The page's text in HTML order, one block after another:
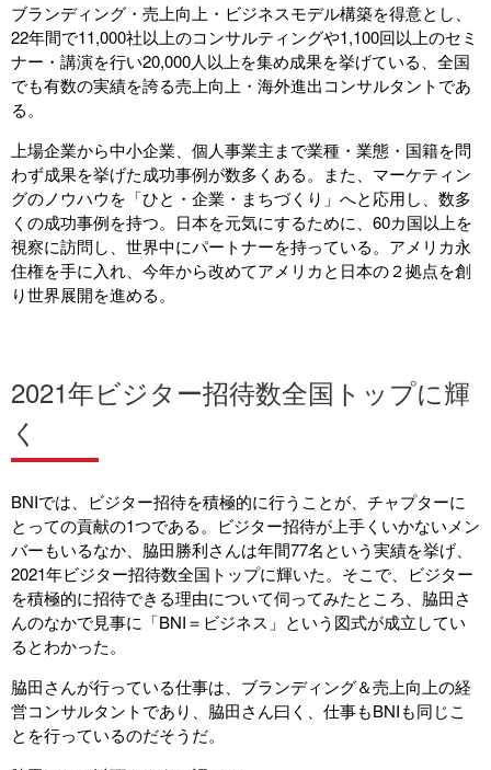
ブランディング・売上向上・ビジネスモデル構築を得意とし、
22年間で11,000社以上のコンサルティングや1,100回以上のセミ
ナー・講演を行い20,000人以上を集め成果を挙げている、全国
でも有数の実績を誇る売上向上・海外進出コンサルタントであ
る。
上場企業から中小企業、個人事業主まで業種・業態・国籍を問
わず成果を挙げた成功事例が数多くある。
また、 マーケティン
グのノウハウを「ひと・企業・まちづくり」へと応用し、数多
くの成功事例を持つ。 日本を元気にするために、60カ国以上を
視察に訪問し、世界中にパートナーを持っている。 アメリカ永
住権を手に入れ、今年から改めてアメリカと日本の２拠点を創
り世界展開を進める。
2021年ビジター招待数全国トップに輝
く
BNIでは、ビジター招待を積極的に行うことが、チャプターに
とっての貢献の1つである。ビジター招待が上手くいかないメン
バーもいるなか、脇田勝利さんは年間77名という実績を挙げ、
2021年ビジター招待数全国トップに輝いた。そこで、ビジター
を積極的に招待できる理由について伺ってみたところ、脇田さ
んのなかで見事に「BNI＝ビジネス」という図式が成立してい
るとわかった。
脇田さんが行っている仕事は、ブランディング＆売上向上の経
営コンサルタントであり、脇田さん曰く、仕事もBNIも同じこ
とを行っているのだそうだ。